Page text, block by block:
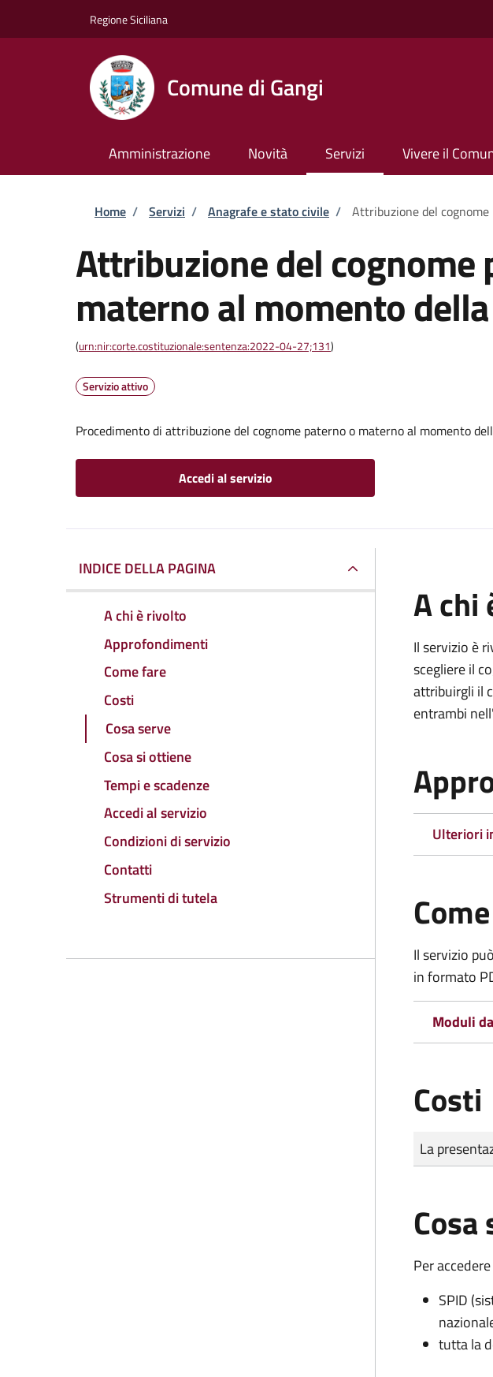
Regione Siciliana
Comune di Gangi
Amministrazione Novità Servizi Vivere il
Briciole di pane
Home / Servizi / Anagrafe e stato civile / Attribuzione del
Attribuzione del cognome
materno al momento
(urn:nir:corte.costituzionale:sentenza:2022-04-27;131)
Servizio attivo
Procedimento di attribuzione del cognome paterno o materno al momento
Accedi al servizio
INDICE DELLA PAGINA
A chi è rivolto
Approfondimenti
Come fare
Costi
Cosa serve
Cosa si ottiene
Tempi e scadenze
Accedi al servizio
Condizioni di servizio
Contatti
Strumenti di tutela
A chi
Il servizio è
scegliere il
attribuirgli il
entrambi
Ulteriori
Il servizio
in formato
Moduli
Costi
Tipo di
Importo
La
Cosa
Per
SPID
tutta la